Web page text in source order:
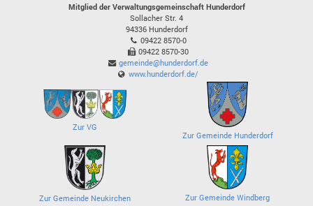
Mitglied der Verwaltungsgemeinschaft Hunderdorf
Sollacher Str. 4
94336 Hunderdorf
09422 8570-0
09422 8570-30
gemeinde@hunderdorf.de
www.hunderdorf.de/
Zur VG
Zur Gemeinde Hunderdorf
Zur Gemeinde Neukirchen Zur Gemeinde Windberg